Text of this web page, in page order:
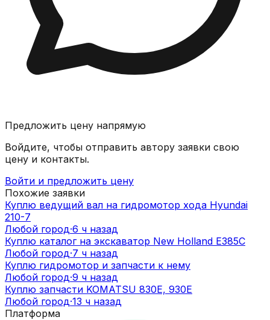
Предложить цену напрямую
Войдите, чтобы отправить автору заявки свою
цену и контакты.
Войти и предложить цену
Похожие заявки
Куплю ведущий вал на гидромотор хода Hyundai
210-7
Любой город·6 ч назад
Куплю каталог на экскаватор New Holland E385C
Любой город·7 ч назад
Куплю гидромотор и запчасти к нему
Любой город·9 ч назад
Куплю запчасти KOMATSU 830E, 930E
Любой город·13 ч назад
Платформа